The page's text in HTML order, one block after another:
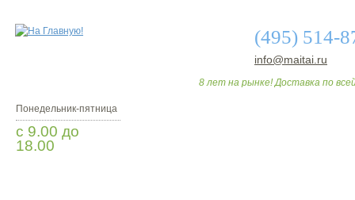
(495) 514-
info@maitai.ru
8 лет на рынке! Доставка по
Понедельник-пятница
с 9.00 до
18.00